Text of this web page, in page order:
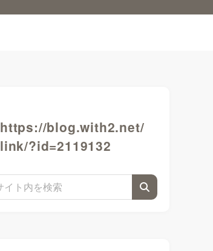
https://blog.with2.net/
link/?id=2119132